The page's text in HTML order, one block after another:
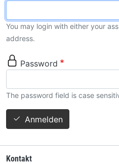
You may login with either your
address.
Password
The password field is case
Anmelden
Kontakt